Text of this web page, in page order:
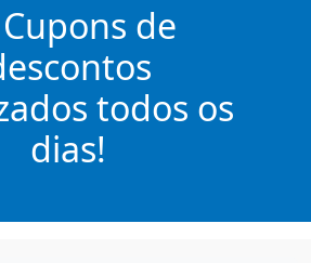
Cupons de
todos os
dias!